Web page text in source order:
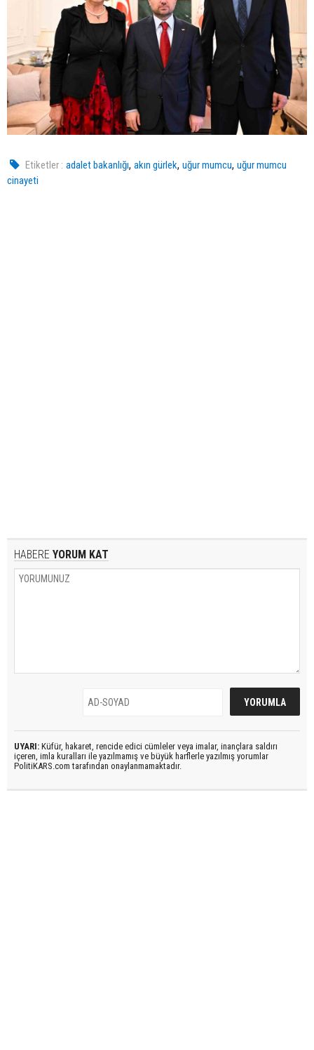
Etiketler : adalet bakanlığı,akın gürlek,uğur mumcu,uğur mumcu
cinayeti
HABERE YORUM KAT
UYARI: Küfür, hakaret, rencide edici cümleler veya imalar, inançlara saldırı
içeren, imla kuralları ile yazılmamış ve büyük harflerle yazılmış yorumlar
PolitiKARS.com tarafından onaylanmamaktadır.